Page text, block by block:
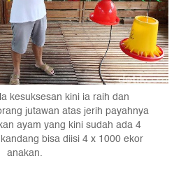
kesuksesan kini ia raih dan
jutawan atas jerih payahnya
ayam yang kini sudah ada 4
bisa diisi 4 x 1000 ekor
anakan.